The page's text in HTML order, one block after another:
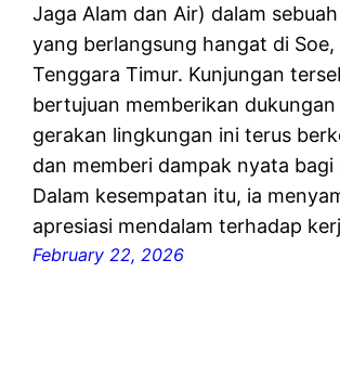
Jaga Alam dan Air) dalam
yang berlangsung hangat di Soe,
Tenggara Timur. Kunjungan
bertujuan memberikan
gerakan lingkungan ini terus
dan memberi dampak nyata bagi
Dalam kesempatan itu, ia
apresiasi mendalam terhadap
February 22, 2026